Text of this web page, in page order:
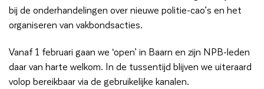
bij de onderhandelingen over nieuwe politie-cao’s en het
organiseren van vakbondsacties.
Vanaf 1 februari gaan we ‘open’ in Baarn en zijn NPB-leden
daar van harte welkom. In de tussentijd blijven we uiteraard
volop bereikbaar via de gebruikelijke kanalen.